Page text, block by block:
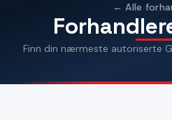
← Alle
Finn din nærmeste autoriserte